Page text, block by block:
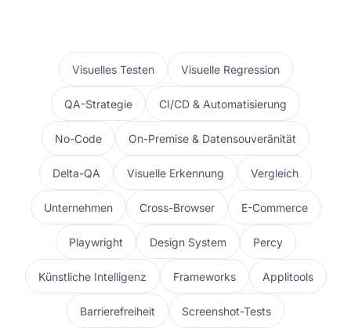
Visuelles Testen Visuelle Regression
QA-Strategie CI/CD & Automatisierung
No-Code On-Premise & Datensouveränität
Delta-QA Visuelle Erkennung Vergleich
Unternehmen Cross-Browser E-Commerce
Playwright Design System Percy
Künstliche Intelligenz Frameworks Applitools
Barrierefreiheit Screenshot-Tests